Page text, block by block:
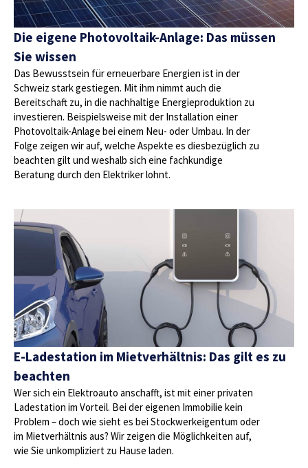
Die eigene Photovoltaik-Anlage: Das müssen
Sie wissen
Das Bewusstsein für erneuerbare Energien ist in der
Schweiz stark gestiegen. Mit ihm nimmt auch die
Bereitschaft zu, in die nachhaltige Energieproduktion zu
investieren. Beispielsweise mit der Installation einer
Photovoltaik-Anlage bei einem Neu- oder Umbau. In der
Folge zeigen wir auf, welche Aspekte es diesbezüglich zu
beachten gilt und weshalb sich eine fachkundige
Beratung durch den Elektriker lohnt.
E-Ladestation im Mietverhältnis: Das gilt es zu
beachten
Wer sich ein Elektroauto anschafft, ist mit einer privaten
Ladestation im Vorteil. Bei der eigenen Immobilie kein
Problem – doch wie sieht es bei Stockwerkeigentum oder
im Mietverhältnis aus? Wir zeigen die Möglichkeiten auf,
wie Sie unkompliziert zu Hause laden.